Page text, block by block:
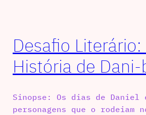
Desafio Literário:
História de Dani-
Sinopse: Os dias de Daniel
personagens que o rodeiam